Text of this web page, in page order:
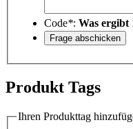
Code*: Was ergibt
Produkt Tags
Ihren Produkttag